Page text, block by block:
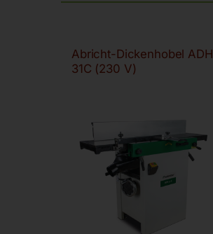
Abricht-Dickenhobel ADH
31C (230 V)